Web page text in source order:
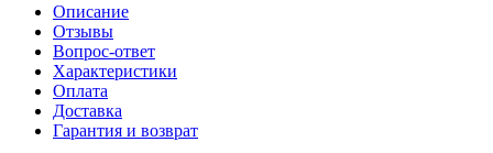
Описание
Отзывы
Вопрос-ответ
Характеристики
Оплата
Доставка
Гарантия и возврат